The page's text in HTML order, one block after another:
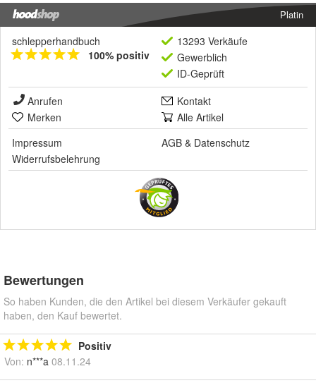
Platin
schlepperhandbuch
100% positiv
13293 Verkäufe
Gewerblich
ID-Geprüft
Anrufen
Kontakt
Merken
Alle Artikel
Impressum
AGB & Datenschutz
Widerrufsbelehrung
Bewertungen
So haben Kunden, die den Artikel bei diesem Verkäufer gekauft
haben, den Kauf bewertet.
Positiv
Von: n***a 08.11.24